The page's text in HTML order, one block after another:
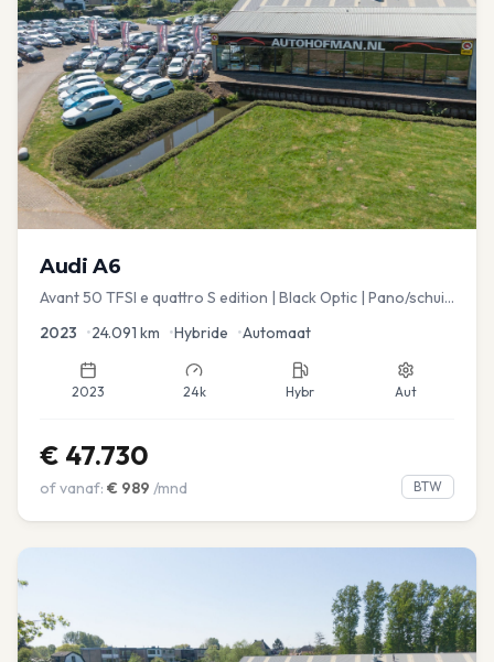
Audi A6
Avant 50 TFSI e quattro S edition | Black Optic | Pano/schuif
2023 •24.091 km •Hybride •Automaat
2023 24k Hybr Aut
€ 47.730
of vanaf: € 989 /mnd BTW